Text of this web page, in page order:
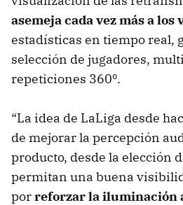
asemeja cada vez más a los
estadísticas en tiempo real,
selección de jugadores,
repeticiones 360º.
“La idea de LaLiga desde
de mejorar la percepción
producto, desde la elección
permitan una buena
porreforzar la iluminación